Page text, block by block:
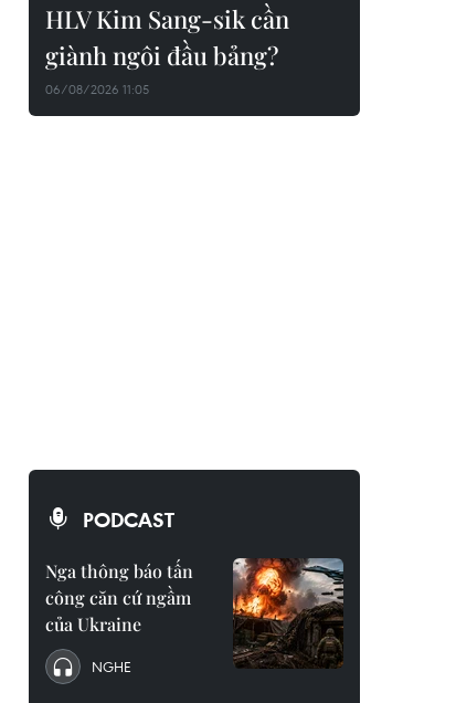
HLV Kim Sang-sik cần
giành ngôi đầu bảng?
06/08/2026 11:05
PODCAST
Nga thông báo tấn
công căn cứ ngầm
của Ukraine
NGHE